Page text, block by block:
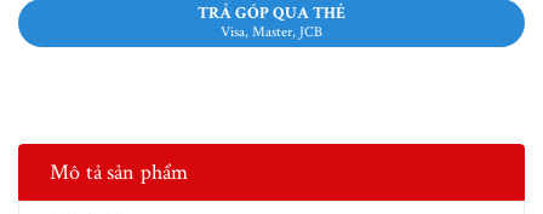
TRẢ GÓP QUA THẺ
Visa, Master, JCB
Mô tả sản phẩm